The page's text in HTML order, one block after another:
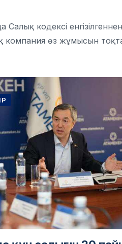
Салық кодексі
компания өз жұмысын